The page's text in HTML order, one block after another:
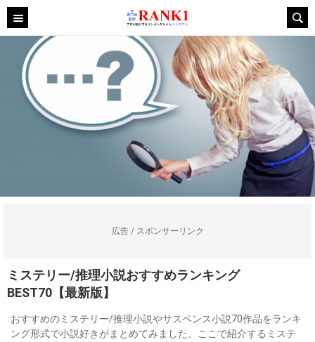
広告 / スポンサーリンク
ミステリー/推理小説おすすめランキング
BEST70【最新版】
おすすめのミステリー/推理小説やサスペンス小説70作品をランキ
ング形式で小説好きがまとめてみました。ここで紹介するミステ